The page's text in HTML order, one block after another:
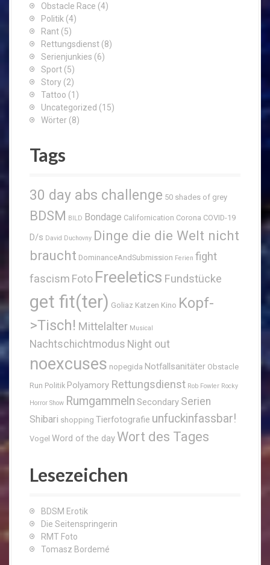
Obstacle Race (4)
Politik (4)
Rant (5)
Rettungsdienst (8)
Serienjunkies (6)
Sport (5)
Story (2)
Tattoo (1)
Uncategorized (15)
Wörter (8)
Tags
30 day abs challenge 50 shades of grey
BDSM BILD Bondage Californication Corona COVID-19
D/s David Duchovny Dinge die die Welt nicht
braucht DominanceAndSubmission Ferien fight
fascism Foto Freeletics Fundstücke
get fit(ter) Goliaz Katzen Kino Kopf-
>Tisch! Mittelalter Musical
Nachtschichtmodus Night out
noexcuses nopegida Notfallsanitäter Obstacle
Run Politik Polyamory Rettungsdienst Rob Fowler Rocky
Horror Show Rumgammeln Secondary Serien
Shibari shopping Tierfotografie unfuckinfassbar!
Vogel Word of the day Wort des Tages
Lesezeichen
BDSM Erotik
Die Seitenspringerin
RMT Foto
Tomasz Bordemé